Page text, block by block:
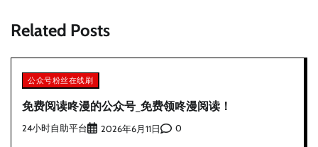
Related Posts
公众号粉丝在线刷
免费阅读咚漫的公众号_免费领咚漫阅读！
24小时自助平台 2026年6月11日 0